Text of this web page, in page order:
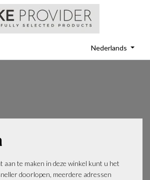
Nederlands
aan te maken in deze winkel kunt u het
doorlopen, meerdere adressen